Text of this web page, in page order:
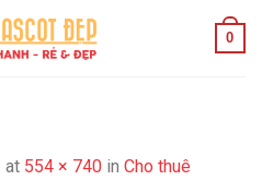
0
at 554 × 740 in Cho thuê